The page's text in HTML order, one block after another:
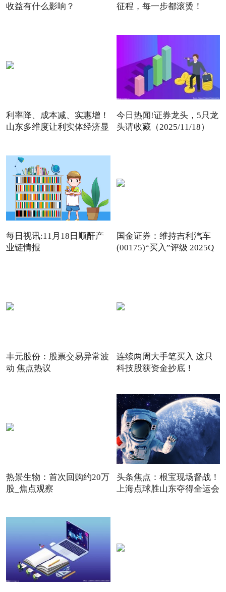
收益有什么影响？
征程，每一步都滚烫！
利率降、成本减、实惠增！
山东多维度让利实体经济显
今日热闻!证券龙头，5只龙
头请收藏（2025/11/18）
每日视讯:11月18日顺酐产
业链情报
国金证券：维持吉利汽车
(00175)“买入”评级 2025Q
丰元股份：股票交易异常波
动 焦点热议
连续两周大手笔买入 这只
科技股获资金抄底！
热景生物：首次回购约20万
股_焦点观察
头条焦点：根宝现场督战！
上海点球胜山东夺得全运会